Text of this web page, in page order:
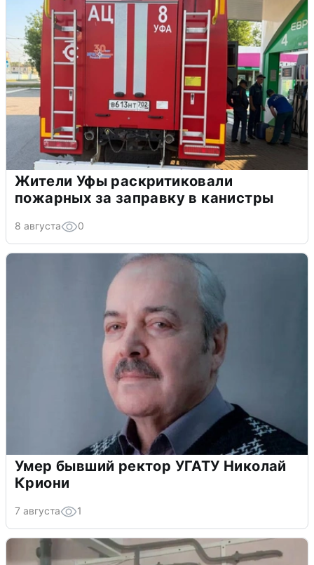
Жители Уфы раскритиковали
пожарных за заправку в канистры
8 августа 0
Умер бывший ректор УГАТУ Николай
Криони
7 августа 1